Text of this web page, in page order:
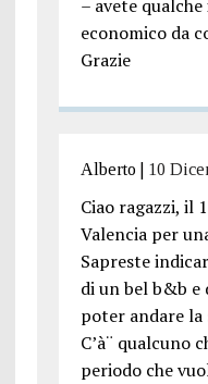
– avete
economico da
Grazie
Alberto 10
Ciao ragazzi, il
Valencia per
Sapreste
di un bel b&b e
poter andare la
C’à¨ qualcuno
periodo che